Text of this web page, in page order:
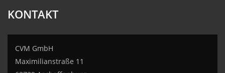
KONTAKT
CVM GmbH
Maximilianstraße 11